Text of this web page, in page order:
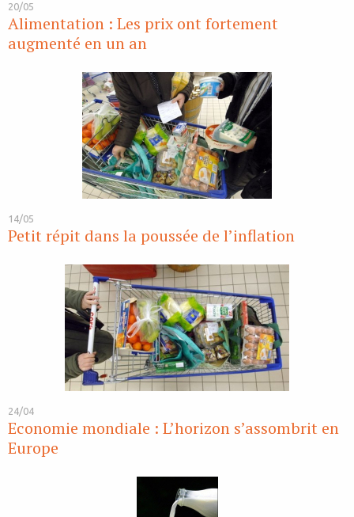
20/05
Alimentation : Les prix ont fortement
augmenté en un an
14/05
Petit répit dans la poussée de l’inflation
24/04
Economie mondiale : L’horizon s’assombrit en
Europe